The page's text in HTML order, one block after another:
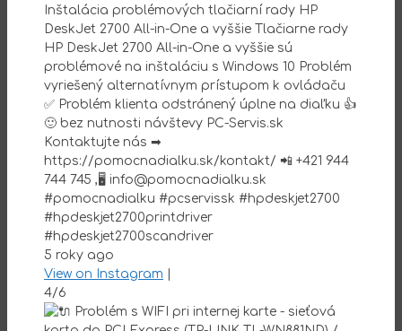
Inštalácia problémových tlačiarní rady HP
DeskJet 2700 All-in-One a vyššie Tlačiarne rady
HP DeskJet 2700 All-in-One a vyššie sú
problémové na inštaláciu s Windows 10 Problém
vyriešený alternatívnym prístupom k ovládaču
✅ Problém klienta odstránený úplne na diaľku 👍
🙂 bez nutnosti návštevy PC-Servis.sk
Kontaktujte nás ➡
https://pomocnadialku.sk/kontakt/ 📲 +421 944
744 745 ,🖥 info@pomocnadialku.sk
#pomocnadialku #pcservissk #hpdeskjet2700
#hpdeskjet2700printdriver
#hpdeskjet2700scandriver
5 roky ago
View on Instagram
4/6